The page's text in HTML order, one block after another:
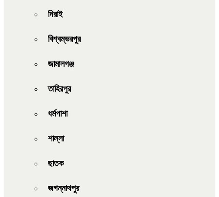
দিরাই
বিশ্বম্ভরপুর
জামালগঞ্জ
তাহিরপুর
ধর্মপাশা
শাল্লা
ছাতক
জগন্নাথপুর